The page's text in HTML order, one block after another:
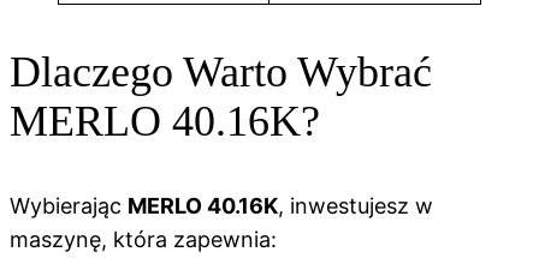
Dlaczego Warto Wybrać
MERLO 40.16K?
Wybierając MERLO 40.16K, inwestujesz w
maszynę, która zapewnia: